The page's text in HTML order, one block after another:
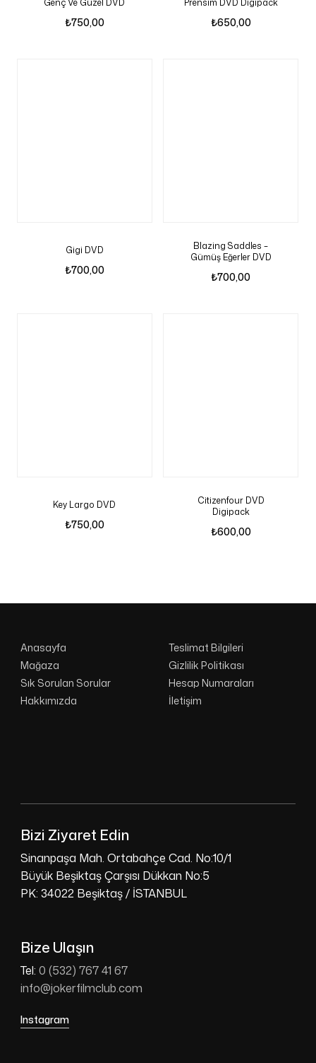
Genç Ve Güzel DVD
₺750,00
Prensim DVD Digipack
₺650,00
Gigi DVD
₺700,00
Blazing Saddles –
Gümüş Eğerler DVD
₺700,00
Key Largo DVD
₺750,00
Citizenfour DVD
Digipack
₺600,00
Bizi Ziyaret Edin
Sinanpaşa Mah. Ortabahçe Cad. No:10/1
Büyük Beşiktaş Çarşısı Dükkan No:5
PK: 34022 Beşiktaş / İSTANBUL
Bize Ulaşın
Tel: 0 (532) 767 41 67
info@jokerfilmclub.com
Instagram
Anasayfa
Mağaza
Sık Sorulan Sorular
Hakkımızda
Teslimat Bilgileri
Gizlilik Politikası
Hesap Numaraları
İletişim